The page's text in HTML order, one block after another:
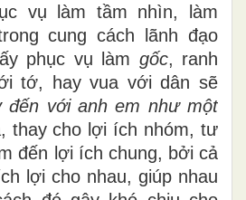
vụ làm tầm nhìn, làm
cung cách lãnh đạo
phục vụ làm gốc, ranh
tớ, hay vua với dân sẽ
đến với anh em như một
thay cho lợi ích nhóm, tư
đến lợi ích chung, bởi cả
lợi cho nhau, giúp nhau